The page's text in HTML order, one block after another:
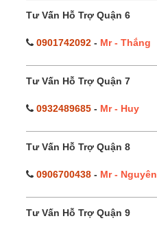
Tư Vấn Hỗ Trợ Quận 6
0901742092 - Mr - Thắng
Tư Vấn Hỗ Trợ Quận 7
0932489685 - Mr - Huy
Tư Vấn Hỗ Trợ Quận 8
0906700438 - Mr - Nguyên
Tư Vấn Hỗ Trợ Quận 9